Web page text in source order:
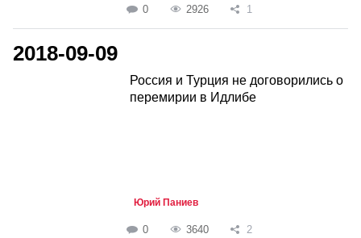
0 2926 1
2018-09-09
Россия и Турция не договорились о
перемирии в Идлибе
Юрий Паниев
0 3640 2